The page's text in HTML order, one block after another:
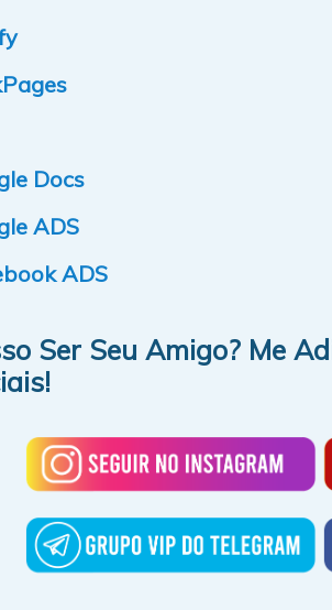
Docs
ADS
ADS
Ser Seu Amigo? Me